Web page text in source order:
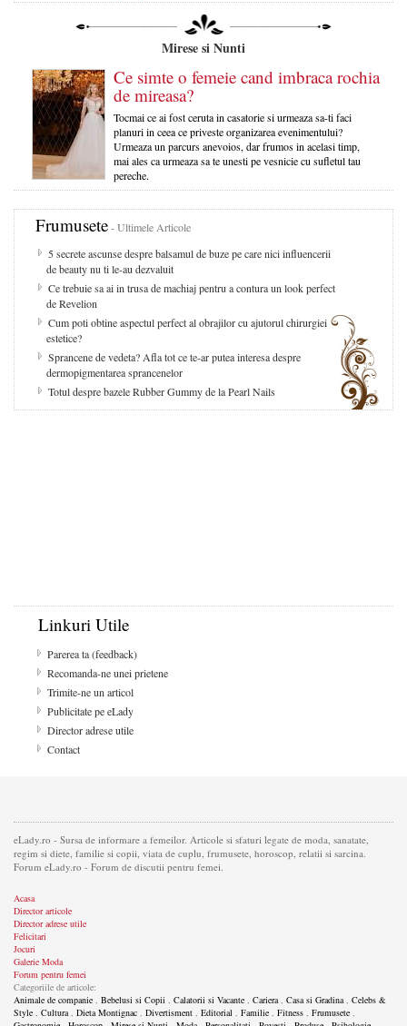
Mirese si Nunti
Ce simte o femeie cand imbraca rochia
de mireasa?
Tocmai ce ai fost ceruta in casatorie si urmeaza sa-ti faci
planuri in ceea ce priveste organizarea evenimentului?
Urmeaza un parcurs anevoios, dar frumos in acelasi timp,
mai ales ca urmeaza sa te unesti pe vesnicie cu sufletul tau
pereche.
Frumusete- Ultimele Articole
5 secrete ascunse despre balsamul de buze pe care nici influencerii
de beauty nu ti le-au dezvaluit
Ce trebuie sa ai in trusa de machiaj pentru a contura un look perfect
de Revelion
Cum poti obtine aspectul perfect al obrajilor cu ajutorul chirurgiei
estetice?
Sprancene de vedeta? Afla tot ce te-ar putea interesa despre
dermopigmentarea sprancenelor
Totul despre bazele Rubber Gummy de la Pearl Nails
Linkuri Utile
Parerea ta (feedback)
Recomanda-ne unei prietene
Trimite-ne un articol
Publicitate pe eLady
Director adrese utile
Contact
eLady.ro - Sursa de informare a femeilor. Articole si sfaturi legate de moda, sanatate,
regim si diete, familie si copii, viata de cuplu, frumusete, horoscop, relatii si sarcina.
Forum eLady.ro - Forum de discutii pentru femei.
Acasa
Director articole
Director adrese utile
Felicitari
Jocuri
Galerie Moda
Forum pentru femei
Categoriile de articole:
Animale de companie , Bebelusi si Copii , Calatorii si Vacante , Cariera, Casa si Gradina, Celebs &
Style , Cultura, Dieta Montignac , Divertisment , Editorial , Familie , Fitness , Frumusete ,